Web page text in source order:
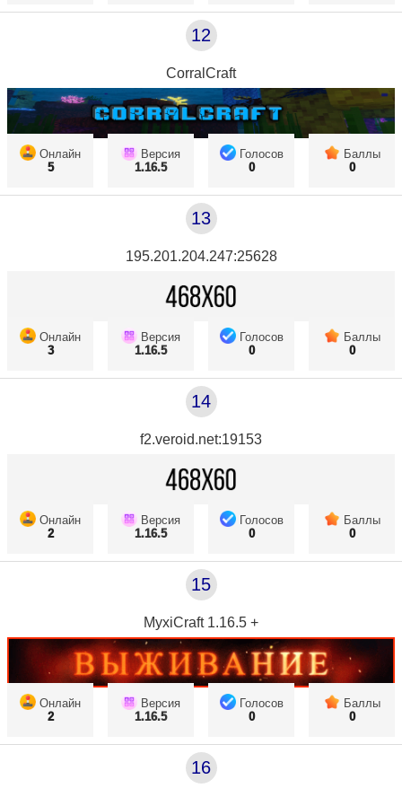
12
CorralCraft
Онлайн
5
Версия
1.16.5
Голосов
0
Баллы
0
13
195.201.204.247:25628
Онлайн
3
Версия
1.16.5
Голосов
0
Баллы
0
14
f2.veroid.net:19153
Онлайн
2
Версия
1.16.5
Голосов
0
Баллы
0
15
MyxiCraft 1.16.5 +
Онлайн
2
Версия
1.16.5
Голосов
0
Баллы
0
16